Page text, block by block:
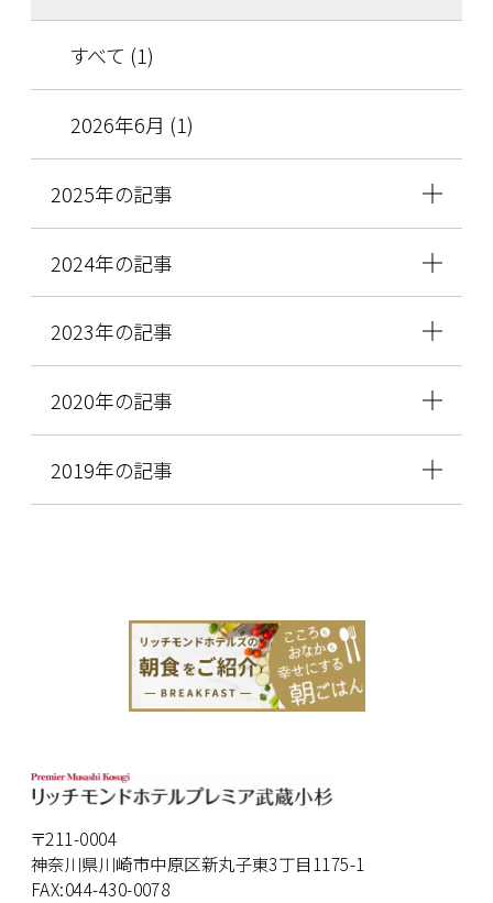
すべて (1)
2026年6月 (1)
2025年の記事
2024年の記事
2023年の記事
2020年の記事
2019年の記事
〒211-0004
神奈川県川崎市中原区新丸子東3丁目1175-1
FAX:044-430-0078